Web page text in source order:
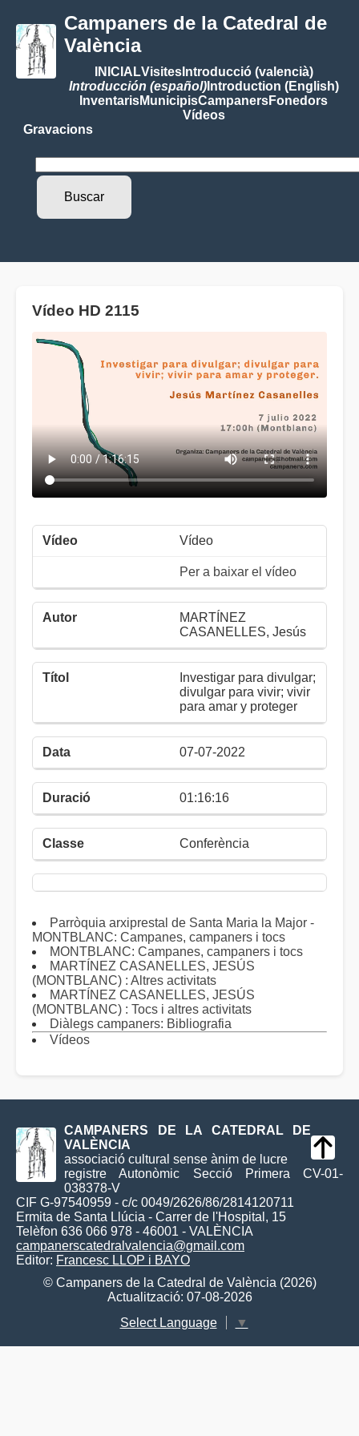
Campaners de la Catedral de
València
INICIALVisitesIntroducció (valencià)
Introducción (español)Introduction (English)
InventarisMunicipisCampanersFonedors
Vídeos
Gravacions
Vídeo HD 2115
Vídeo
Per a baixar el vídeo
MARTÍNEZ
CASANELLES, Jesús
Investigar para divulgar;
divulgar para vivir; vivir
para amar y proteger
07-07-2022
01:16:16
Conferència
Parròquia arxiprestal de Santa Maria la Major -
MONTBLANC: Campanes, campaners i tocs
MONTBLANC: Campanes, campaners i tocs
MARTÍNEZ CASANELLES, JESÚS
(MONTBLANC) : Altres activitats
MARTÍNEZ CASANELLES, JESÚS
(MONTBLANC) : Tocs i altres activitats
Diàlegs campaners: Bibliografia
Vídeos
CAMPANERS DE LA CATEDRAL DE
VALÈNCIA
associació cultural sense ànim de lucre
registre Autonòmic Secció Primera CV-01-
038378-V
CIF G-97540959 - c/c 0049/2626/86/2814120711
Ermita de Santa Llúcia - Carrer de l'Hospital, 15
Telèfon 636 066 978 - 46001 - VALÈNCIA
campanerscatedralvalencia@gmail.com
Editor: Francesc LLOP i BAYO
© Campaners de la Catedral de València (2026)
Actualització: 07-08-2026
Select Language
▼